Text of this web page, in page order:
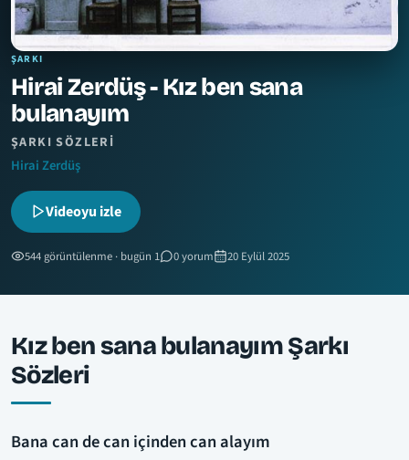
ŞARKI
Hirai Zerdüş - Kız ben sana
bulanayım
ŞARKI SÖZLERI
Hirai Zerdüş
Videoyu izle
544 görüntülenme · bugün 1 0 yorum 20 Eylül 2025
Kız ben sana bulanayım Şarkı
Sözleri
Bana can de can içinden can alayım